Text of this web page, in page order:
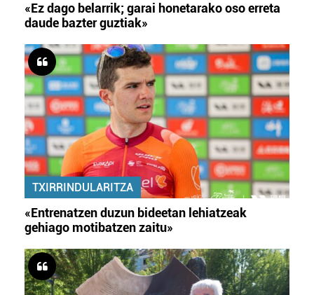
«Ez dago belarrik; garai honetarako oso erreta
daude bazter guztiak»
TXIRRINDULARITZA
«Entrenatzen duzun bideetan lehiatzeak
gehiago motibatzen zaitu»